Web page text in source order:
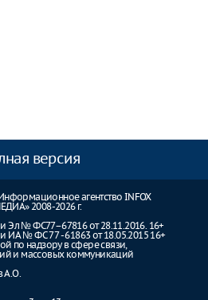
версия
агентство INFOX
2008-2026 г.
Эл № ФС77–67816 от 28.11.2016. 16+
ИА № ФС 77 - 61863 от 18.05.2015 16+
по надзору в сфере связи,
и массовых коммуникаций
А.О.